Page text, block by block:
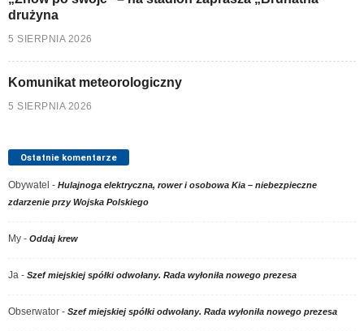
drużyna
5 SIERPNIA 2026
Komunikat meteorologiczny
5 SIERPNIA 2026
Ostatnie komentarze
Obywatel - Hulajnoga elektryczna, rower i osobowa Kia – niebezpieczne
zdarzenie przy Wojska Polskiego
My - Oddaj krew
Ja - Szef miejskiej spółki odwołany. Rada wyłoniła nowego prezesa
Obserwator - Szef miejskiej spółki odwołany. Rada wyłoniła nowego prezesa